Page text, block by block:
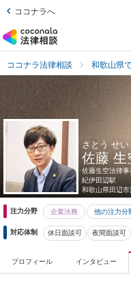
ココナラへ
ココナラ法律相談 和歌山県
さとう せい
佐藤 生
佐藤生空法律事
紀伊田辺駅
和歌山県田辺
注力分野 企業法務 他の注力分
対応体制 休日面談可 夜間面談可
プロフィール インタビュー